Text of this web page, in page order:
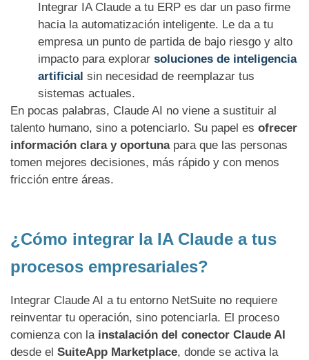
Integrar IA Claude a tu ERP es dar un paso firme
hacia la automatización inteligente. Le da a tu
empresa un punto de partida de bajo riesgo y alto
impacto para explorar soluciones de inteligencia
artificial sin necesidad de reemplazar tus
sistemas actuales.
En pocas palabras, Claude AI no viene a sustituir al
talento humano, sino a potenciarlo. Su papel es ofrecer
información clara y oportunapara que las personas
tomen mejores decisiones, más rápido y con menos
fricción entre áreas.
¿Cómo integrar la IA Claude a tus
procesos empresariales?
Integrar Claude AI a tu entorno NetSuite no requiere
reinventar tu operación, sino potenciarla. El proceso
comienza con lainstalación del conector Claude AI
desde el SuiteApp Marketplace, donde se activa la